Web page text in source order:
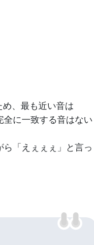
、最も近い音は
全に一致する音はない
「えぇぇぇ」と言っ